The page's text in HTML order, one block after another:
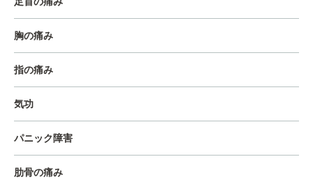
胸の痛み
指の痛み
気功
パニック障害
肋骨の痛み